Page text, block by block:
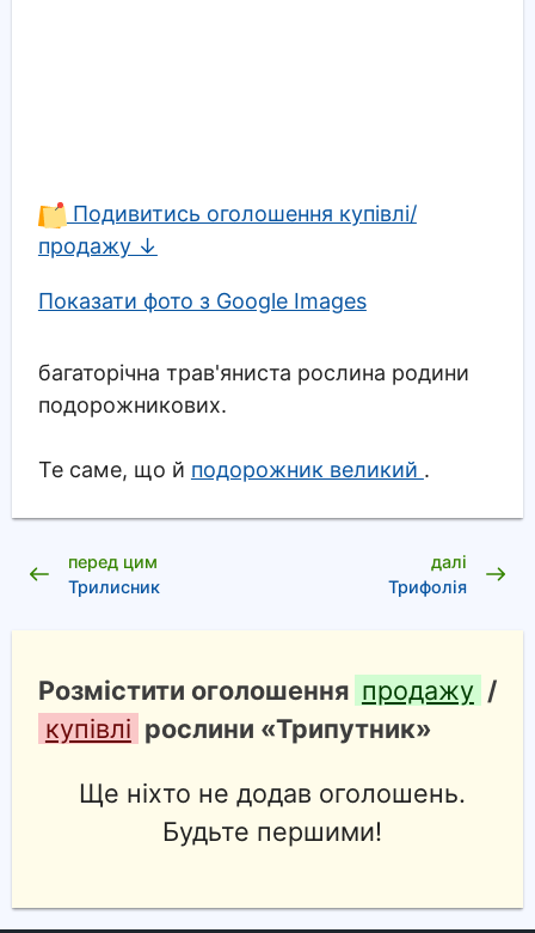
Подивитись оголошення купівлі/
продажу ↓
Показати фото з Google Images
багаторічна трав'яниста рослина родини
подорожникових.
Те саме, що й подорожник великий .
перед цим
Трилисник
далі
Трифолія
Розмістити оголошення продажу /
купівлі рослини «Трипутник»
Ще ніхто не додав оголошень.
Будьте першими!